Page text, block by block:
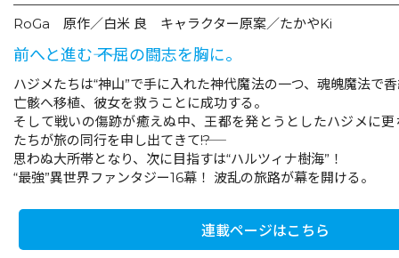
RoGa 原作／白米 良 キャラクター原案／たかやKi
前へと進む―― 不屈の闘志を胸に。
ハジメたちは“神山”で手に入れた神代魔法の一つ、魂魄魔法で
亡骸へ移植、彼女を救うことに成功する。
そして戦いの傷跡が癒えぬ中、王都を発とうとしたハジメに
たちが旅の同行を申し出てきて――!?
思わぬ大所帯となり、次に目指すは“ハルツィナ樹海”！
“最強”異世界ファンタジー16幕！ 波乱の旅路が幕を開ける。
連載ページはこちら